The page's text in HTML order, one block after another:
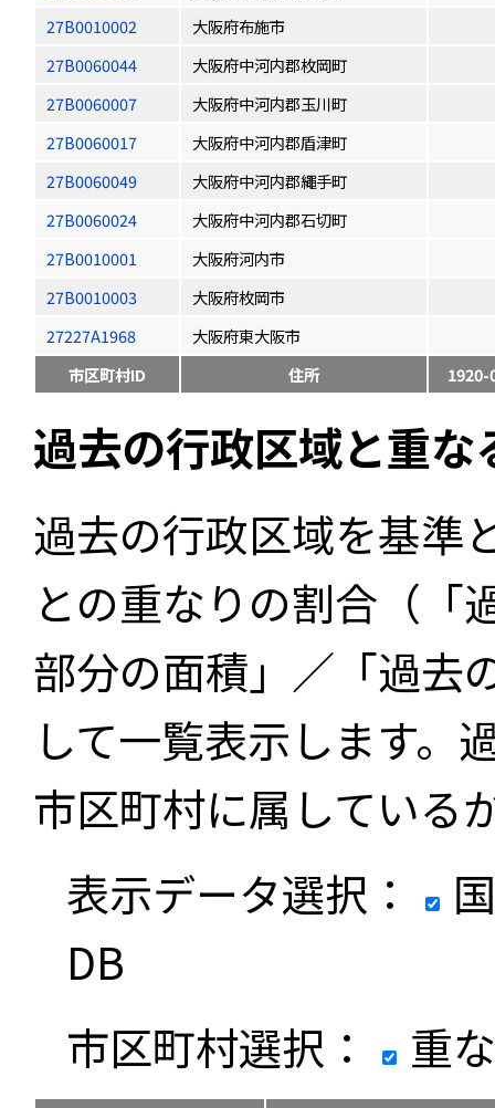
27B0010002
大阪府布施市
27B0060044
大阪府中河内郡枚岡町
27B0060007
大阪府中河内郡玉川町
27B0060017
大阪府中河内郡盾津町
27B0060049
大阪府中河内郡繩手町
27B0060024
大阪府中河内郡石切町
27B0010001
大阪府河内市
27B0010003
大阪府枚岡市
27227A1968
大阪府東大阪市
市区町村ID
住所 1920-
過去の行政区域と重
過去の行政区域を基準
との重なりの割合（「
部分の面積」／「過去
して一覧表示します。
市区町村に属している
表示データ選択：
DB
市区町村選択：
重